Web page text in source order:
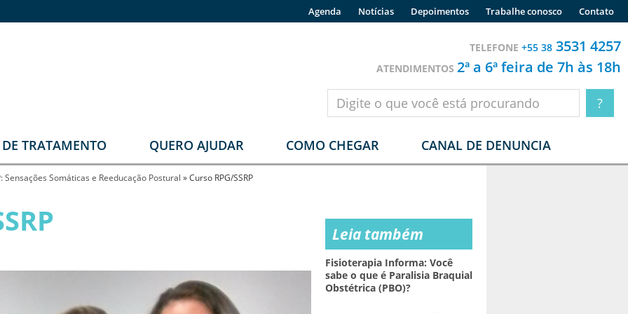
Agenda Notícias Depoimentos Trabalhe conosco Contato
TELEFONE +55 38 3531 4257
ATENDIMENTOS 2ª a 6ª feira de 7h às 18h
DE TRATAMENTO QUERO AJUDAR
Faça sua doação
COMO CHEGAR CANAL DE DENUNCIA
Sensações Somáticas e Reeducação Postural »Curso RPG/SSRP
Leia também
Fisioterapia Informa: Você
sabe o que é Paralisia Braquial
Obstétrica (PBO)?